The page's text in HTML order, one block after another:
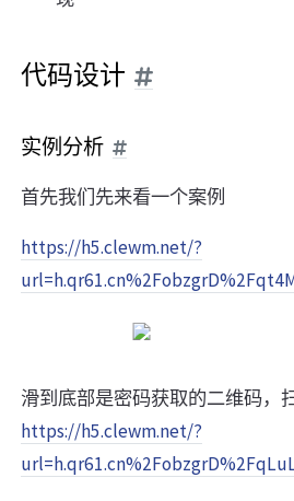
代码设计
实例分析
首先我们先来看一个案例
https://h5.clewm.net/?
滑到底部是密码获取的二维码，
https://h5.clewm.net/?